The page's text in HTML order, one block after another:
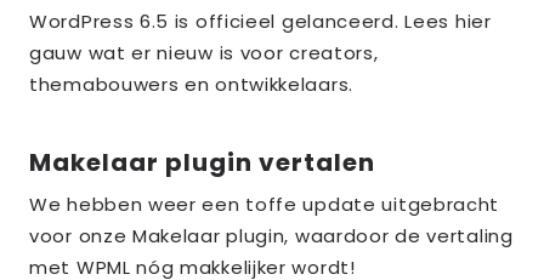
meer
over
the_title;
WordPress 6.5 is officieel gelanceerd. Lees hier
gauw wat er nieuw is voor creators,
themabouwers en ontwikkelaars.
Lees
meer
over
the_title;
Makelaar plugin vertalen
We hebben weer een toffe update uitgebracht
voor onze Makelaar plugin, waardoor de vertaling
met WPML nóg makkelijker wordt!